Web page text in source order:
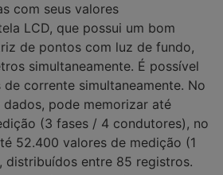
com seus valores
LCD, que possui um bom
de pontos com luz de fundo,
simultaneamente. É possível
corrente simultaneamente. No
pode memorizar até
(3 fases / 4 condutores), no
52.400 valores de medição (1
distribuídos entre 85 registros.